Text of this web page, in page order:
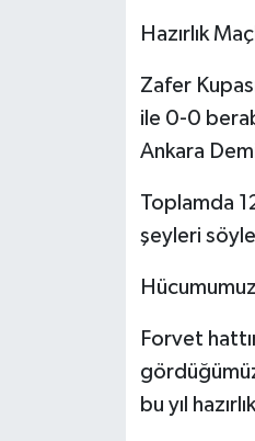
Hazırlık
Zafer
ile 0-0
Ankara
Toplamda
şeyleri
Forvet
bu yıl